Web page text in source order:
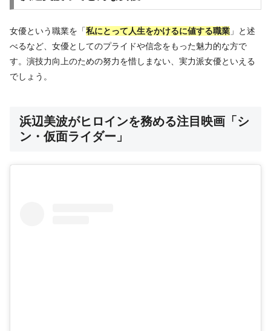
女優という職業を「私にとって人生をかけるに値する職業 」と述
べるなど、女優としてのプライドや信念をもった魅力的な方で
す。演技力向上のための努力を惜しまない、実力派女優といえる
でしょう。
浜辺美波がヒロインを務める注目映画「シ
ン・仮面ライダー」